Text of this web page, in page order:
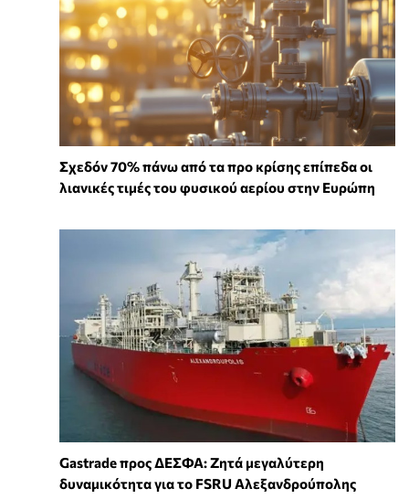
Σχεδόν 70% πάνω από τα προ κρίσης επίπεδα οι
λιανικές τιμές του φυσικού αερίου στην Ευρώπη
Gastrade προς ΔΕΣΦΑ: Ζητά μεγαλύτερη
δυναμικότητα για το FSRU Αλεξανδρούπολης